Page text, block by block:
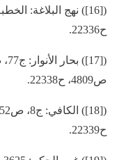
ح22336.
ص4809، ح22338.
ح22339.